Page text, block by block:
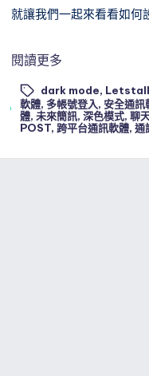
就讓我們一起來看看如何
閱讀更多
Tags:
dark mode,
軟體,多帳號登入, 安全通訊
體,未來簡訊,深色模式,聊
POST, 跨平台通訊軟體,通